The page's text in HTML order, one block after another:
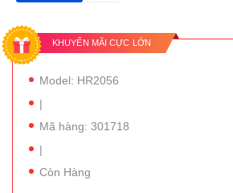
KHUYẾN MÃI CỰC LỚN
Model: HR2056
|
Mã hàng: 301718
|
Còn Hàng